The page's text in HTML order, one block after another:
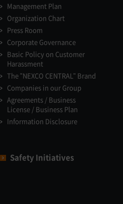
Management Plan
Organization Chart
Press Room
Corporate Governance
Basic Policy on Customer
Harassment
The "NEXCO CENTRAL" Brand
Companies in our Group
Agreements / Business
License / Business Plan
Information Disclosure
Safety Initiatives